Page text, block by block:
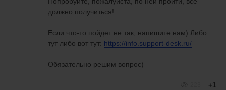
должно получиться!
Если что-то пойдет не так, напишите нам) Либо
тут либо вот тут: https://info.support-desk.ru/
Обязательно решим вопрос)
+1